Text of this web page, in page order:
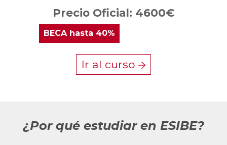
Precio Oficial: 4600€
BECA hasta 40%
Ir al curso
¿Por qué estudiar en ESIBE?